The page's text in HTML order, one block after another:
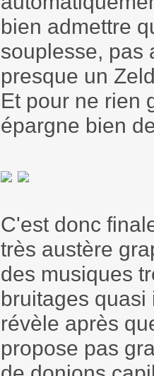
bien admettre
souplesse, pas
presque un
Et pour ne rien
épargne bien
C'est donc
très austère
des musiques
bruitages
révèle après
propose pas